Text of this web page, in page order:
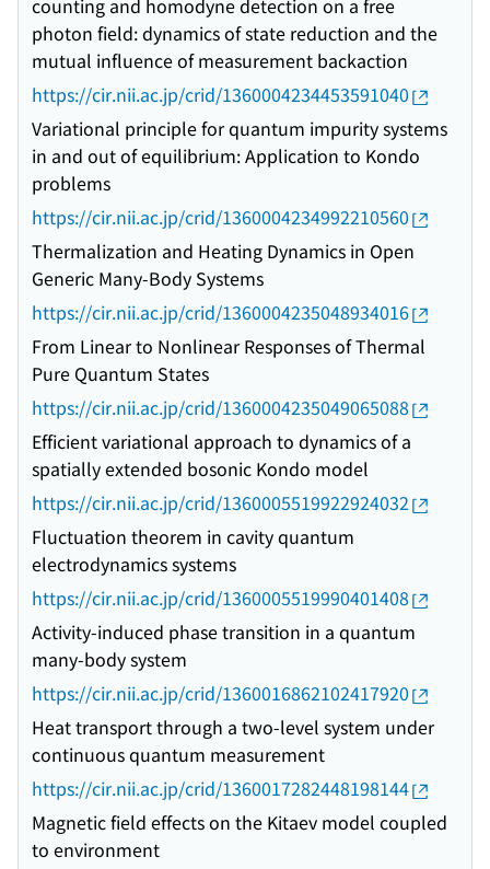
counting and homodyne detection on a free
photon field: dynamics of state reduction and the
mutual influence of measurement backaction
https://cir.nii.ac.jp/crid/1360004234453591040
Variational principle for quantum impurity systems
in and out of equilibrium: Application to Kondo
problems
https://cir.nii.ac.jp/crid/1360004234992210560
Thermalization and Heating Dynamics in Open
Generic Many-Body Systems
https://cir.nii.ac.jp/crid/1360004235048934016
From Linear to Nonlinear Responses of Thermal
Pure Quantum States
https://cir.nii.ac.jp/crid/1360004235049065088
Efficient variational approach to dynamics of a
spatially extended bosonic Kondo model
https://cir.nii.ac.jp/crid/1360005519922924032
Fluctuation theorem in cavity quantum
electrodynamics systems
https://cir.nii.ac.jp/crid/1360005519990401408
Activity-induced phase transition in a quantum
many-body system
https://cir.nii.ac.jp/crid/1360016862102417920
Heat transport through a two-level system under
continuous quantum measurement
https://cir.nii.ac.jp/crid/1360017282448198144
Magnetic field effects on the Kitaev model coupled
to environment